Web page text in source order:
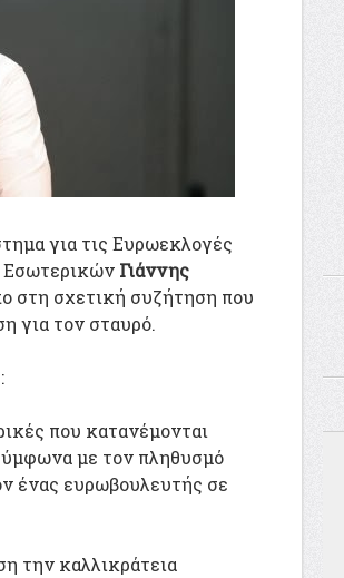
για τις Ευρωεκλογές
Εσωτερικών Γιάννης
στη σχετική συζήτηση που
για τον σταυρό.
που κατανέμονται
με τον πληθυσμό
ένας ευρωβουλευτής σε
την καλλικράτεια